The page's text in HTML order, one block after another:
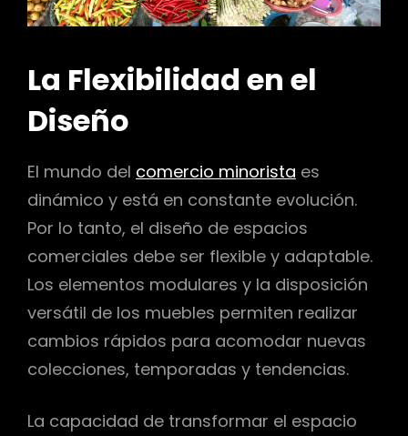
La Flexibilidad en el
Diseño
El mundo del comercio minorista es
dinámico y está en constante evolución.
Por lo tanto, el diseño de espacios
comerciales debe ser flexible y adaptable.
Los elementos modulares y la disposición
versátil de los muebles permiten realizar
cambios rápidos para acomodar nuevas
colecciones, temporadas y tendencias.
La capacidad de transformar el espacio